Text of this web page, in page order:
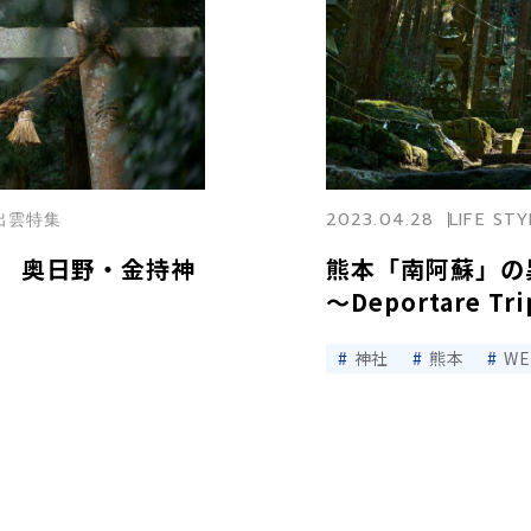
奥日野・金持神
特集
熊本「南阿蘇」
～Deportare
2023.04.28 LIFE
神社 熊本